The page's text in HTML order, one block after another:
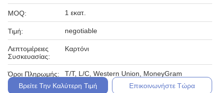
MOQ: 1 εκατ.
Τιμή: negotiable
Λεπτομέρειες
Συσκευασίας:
Καρτόνι
Όροι Πληρωμής:
T/T, L/C, Western Union, MoneyGram
Βρείτε Την Καλύτερη Τιμή
Επικοινωνήστε Τώρα